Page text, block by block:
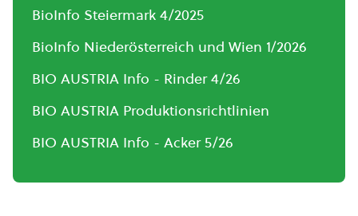
BioInfo Steiermark 4/2025
BioInfo Niederösterreich und Wien 1/2026
BIO AUSTRIA Info - Rinder 4/26
BIO AUSTRIA Produktionsrichtlinien
BIO AUSTRIA Info - Acker 5/26